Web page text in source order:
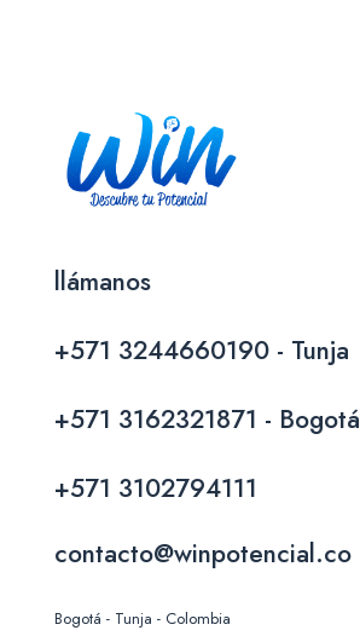
llámanos
+571 3244660190 - Tunja
+571 3162321871 - Bogotá
+571 3102794111
contacto@winpotencial.co
Bogotá - Tunja - Colombia